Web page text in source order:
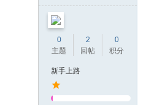
0
主题
2
回帖
0
积分
新手上路